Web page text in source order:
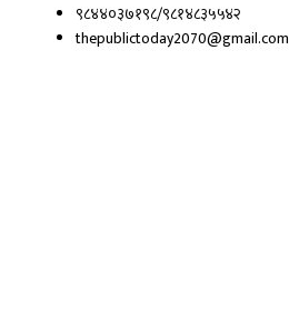
९८४४०३७१९८/९८१४८३५५४२
thepublictoday2070@gmail.com